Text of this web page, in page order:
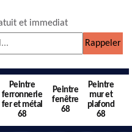
et immediat
Peintre
ferronnerie
fer et métal
68
Peintre
fenêtre
68
Peintre
mur et
plafond
68